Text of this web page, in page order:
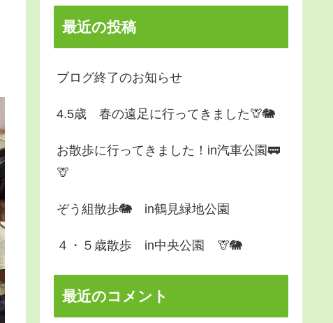
最近の投稿
ブログ終了のお知らせ
4.5歳 春の遠足に行ってきました🦒🐘
お散歩に行ってきました！in汽車公園🚃
🦒
ぞう組散歩🐘 in鶴見緑地公園
４・５歳散歩 in中央公園 🦒🐘
最近のコメント